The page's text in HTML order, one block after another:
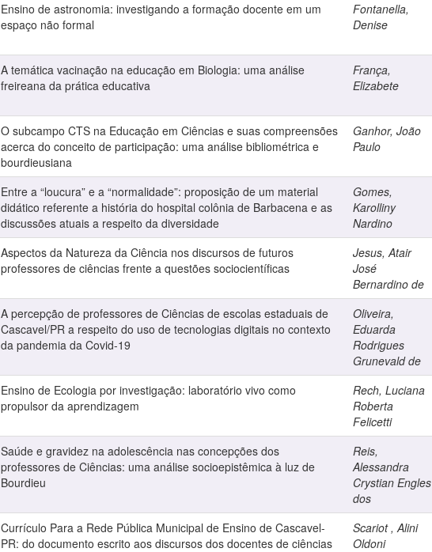
Ensino de astronomia: investigando a formação docente em um
espaço não formal
Fontanella,
Denise
A temática vacinação na educação em Biologia: uma análise
freireana da prática educativa
França,
Elizabete
O subcampo CTS na Educação em Ciências e suas compreensões
acerca do conceito de participação: uma análise bibliométrica e
bourdieusiana
Ganhor, João
Paulo
Entre a “loucura” e a “normalidade”: proposição de um material
didático referente a história do hospital colônia de Barbacena e as
discussões atuais a respeito da diversidade
Gomes,
Karolliny
Nardino
Aspectos da Natureza da Ciência nos discursos de futuros
professores de ciências frente a questões sociocientíficas
Jesus, Atair
José
Bernardino de
A percepção de professores de Ciências de escolas estaduais de
Cascavel/PR a respeito do uso de tecnologias digitais no contexto
da pandemia da Covid-19
Oliveira,
Eduarda
Rodrigues
Grunevald de
Ensino de Ecologia por investigação: laboratório vivo como
propulsor da aprendizagem
Rech, Luciana
Roberta
Felicetti
Saúde e gravidez na adolescência nas concepções dos
professores de Ciências: uma análise socioepistêmica à luz de
Bourdieu
Reis,
Alessandra
Crystian Engles
dos
Currículo Para a Rede Pública Municipal de Ensino de Cascavel-
PR: do documento escrito aos discursos dos docentes de ciências
Scariot , Alini
Oldoni